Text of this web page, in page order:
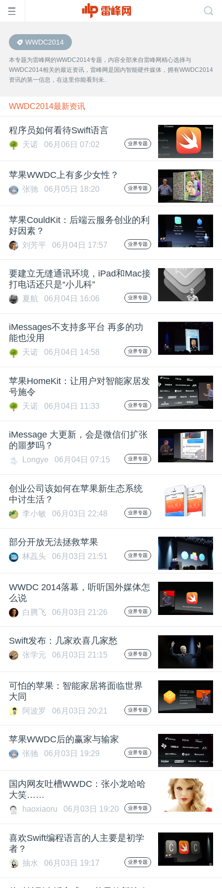
首
页
雷
峰
公
开
活
中
GAIR
专
题
爱
搞
WWDC2014
本专题为雷峰网的WWDC2014专题，内容全部来自雷峰网精心选择与
WWDC2014相关的最近资讯，雷峰网是国内智能硬件媒体，拥有WWDC2014
资讯的第一信息，在这里你能看到未..
WWDC2014最新资讯
程序员如何看待Swift语言
天诺 06月06日 07:02 业界专题
苹果WWDC上有多少女性？
张驰 06月05日 18:20 业界专题
苹果CouldKit：后端云服务创业的利
好因素？
刘芳平 06月04日 17:57 业界专题
要建立无缝通讯环境，iPad和Mac接
打电话还只是“小儿科”
夏航 06月04日 16:06 业界专题
iMessages不支持多平台 再多的功
能也没用
天诺 06月04日 14:58 业界专题
苹果HomeKit：让用户对智能家居发
号施令
天诺 06月04日 11:33 业界专题
iMessage 大更新，会是微信们扩张
的噩梦吗？
Longye 06月04日 07:15 业界专题
创业公司该如何在苹果新生态系统
中讨生活？
李小敏 06月03日 22:48 业界专题
部分开放无法拯救苹果
林藠头 06月03日 21:51 业界专题
WWDC 2014落幕，听听国外媒体怎
么说
白腾飞 06月03日 21:26 业界专题
Swift发布：几家欢喜几家愁
张学元 06月03日 21:15 业界专题
可怕的苹果：智能家居将面临世界
大同
阿波罗 06月03日 20:21 业界专题
苹果WWDC后的赢家与输家
张驰 06月03日 19:29 业界专题
国内网友吐槽WWDC：张小龙哈哈
大笑……
haoxiaoru 06月03日 19:20 业界专题
喜欢Swift编程语言的人主要是初学
者？
抽水 06月03日 19:17 业界专题